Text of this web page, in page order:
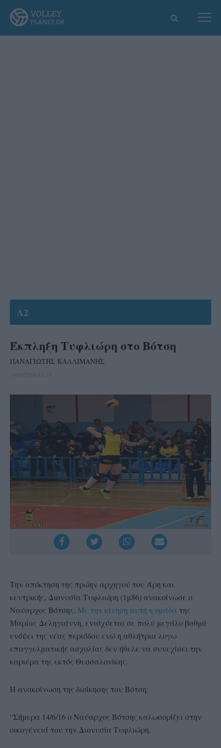
A2
Έκπληξη Τυφλιώρη στο Βότση
ΠΑΝΑΓΙΩΤΗΣ ΚΑΛΛΙΜΑΝΗΣ
Την απόκτηση της πρώην αρχηγού του Άρη και
κεντρικής, Διονυσία Τυφλιώρη (1μ86) ανακοίνωσε ο
Ναύαρχος Βότσης. Με την κίνηση αυτή η ομάδα της
Μαρίας Δεληγιάννη, ενισχύεται σε πολύ μεγάλο βαθμό
ενόψει της νέας περιόδου ενώ η αθλήτρια λογω
επαγγελματικής ασχολίας δεν ήθελε να συνεχίσει την
καριέρα της εκτός Θεσσαλονίκης.
Η ανακοίνωση της διοίκησης του Βότση:
“Σήμερα 14/6/16 ο Ναύαρχος Βότσης καλωσορίζει στην
οικογένειά του την Διονυσία Τυφλιώρη.